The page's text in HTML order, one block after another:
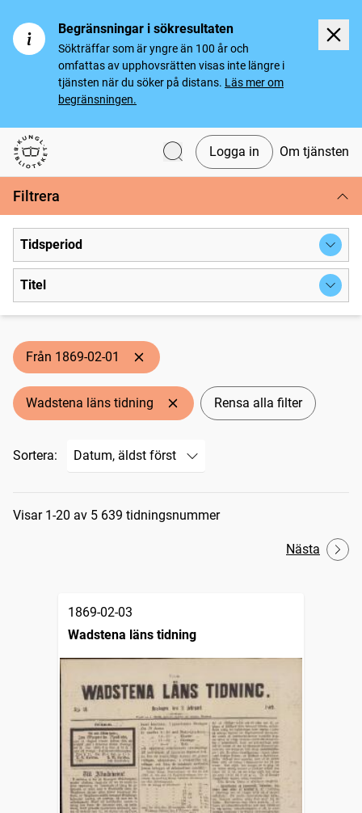
Begränsningar i sökresultaten
Sökträffar som är yngre än 100 år och
omfattas av upphovsrätten visas inte längre i
tjänsten när du söker på distans. Läs mer om
begränsningen.
Svenska tidningar
Logga in Om tjänsten
Filtrera
Tidsperiod
Titel
Från 1869-02-01
Wadstena läns tidning Rensa alla filter
Sortera:
Sökresultat
Visar 1-20 av 5 639 tidningsnummer
Nästa
1869-02-03
Wadstena läns tidning